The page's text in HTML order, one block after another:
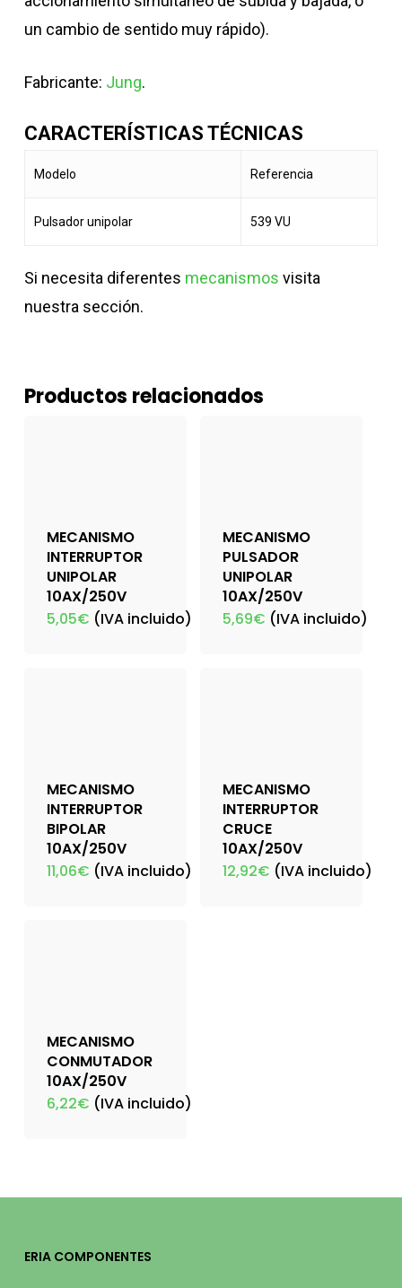
un cambio de sentido muy rápido).
Fabricante: Jung.
CARACTERÍSTICAS TÉCNICAS
Modelo Referencia
Pulsador unipolar 539 VU
Si necesita diferentes mecanismos visita
nuestra sección.
Productos relacionados
MECANISMO
INTERRUPTOR
UNIPOLAR
10AX/250V
5,05€ (IVA incluido)
MECANISMO
PULSADOR
UNIPOLAR
10AX/250V
5,69€ (IVA incluido)
MECANISMO
INTERRUPTOR
BIPOLAR
10AX/250V
11,06€ (IVA incluido)
MECANISMO
INTERRUPTOR
CRUCE
10AX/250V
12,92€ (IVA incluido)
MECANISMO
CONMUTADOR
10AX/250V
6,22€ (IVA incluido)
ERIA COMPONENTES